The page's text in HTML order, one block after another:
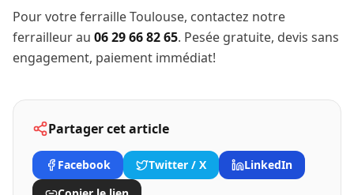
Pour votre ferraille Toulouse, contactez notre
ferrailleur au 06 29 66 82 65. Pesée gratuite, devis sans
engagement, paiement immédiat!
Partager cet article
Facebook Twitter / X
LinkedIn